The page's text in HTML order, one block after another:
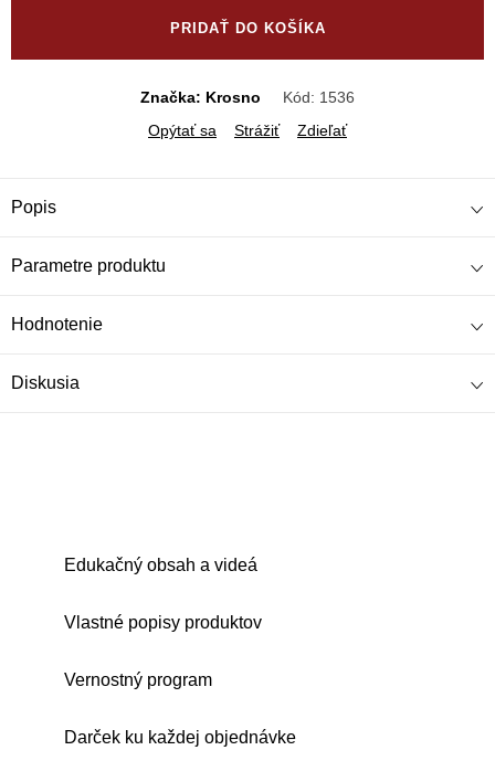
PRIDAŤ DO KOŠÍKA
Značka: Krosno Kód: 1536
Opýtať sa
Strážiť Zdieľať
Popis
Parametre produktu
Hodnotenie
Diskusia
Edukačný obsah a videá
Vlastné popisy produktov
Vernostný program
Darček ku každej objednávke